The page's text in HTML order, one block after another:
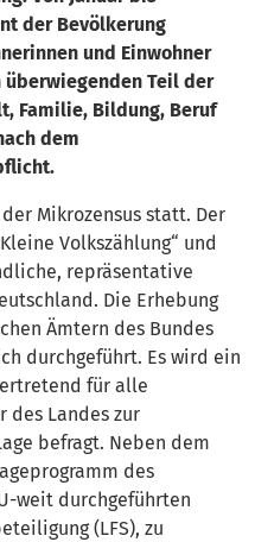
der Bevölkerung
und Einwohner
überwiegenden Teil der
Familie, Bildung, Beruf
dem
Mikrozensus statt. Der
Volkszählung“ und
repräsentative
Die Erhebung
Ämtern des Bundes
durchgeführt. Es wird ein
für alle
des Landes zur
befragt. Neben dem
des
weit durchgeführten
(LFS), zu